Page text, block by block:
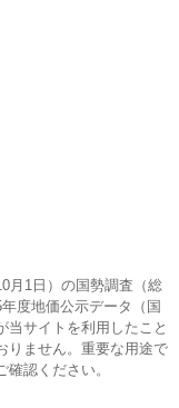
月1日）の国勢調査（総
度地価公示データ（国
当サイトを利用したこと
りません。重要な用途で
認ください。